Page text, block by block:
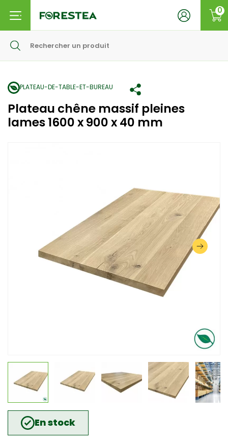
0
PLATEAU-DE-TABLE-ET-BUREAU
Plateau chêne massif pleines
lames 1600 x 900 x 40 mm
En stock